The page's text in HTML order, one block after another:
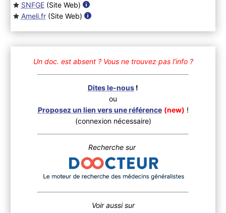
SNFGE(Site Web)
Ameli.fr(Site Web)
Un doc. est absent ? Vous ne trouvez pas l’info ?
Dites le-nous !
ou
Proposez un lien vers une référence (new) !
(connexion nécessaire)
Recherche sur
Voir aussi sur